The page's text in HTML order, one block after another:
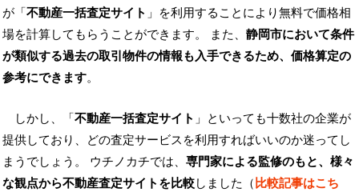
が「不動産一括査定サイト 」を利用することにより無料で価格相
場を計算してもらうことができます。 また、 静岡市において条件
が類似する過去の取引物件の情報も入手できるため、価格算定の
参考にできます。
しかし、「不動産一括査定サイト 」といっても十数社の企業が
提供しており、どの査定サービスを利用すればいいのか迷ってし
まうでしょう。 ウチノカチでは、 専門家による監修のもと、様々
な観点から不動産査定サイトを比較しました（比較記事はこち